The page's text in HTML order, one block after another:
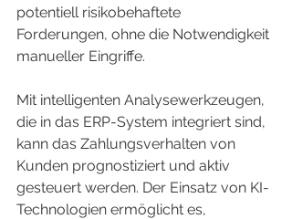
potentiell risikobehaftete
Forderungen, ohne die Notwendigkeit
manueller Eingriffe.
Mit intelligenten Analysewerkzeugen,
die in das ERP-System integriert sind,
kann das Zahlungsverhalten von
Kunden prognostiziert und aktiv
gesteuert werden. Der Einsatz von KI-
Technologien ermöglicht es,